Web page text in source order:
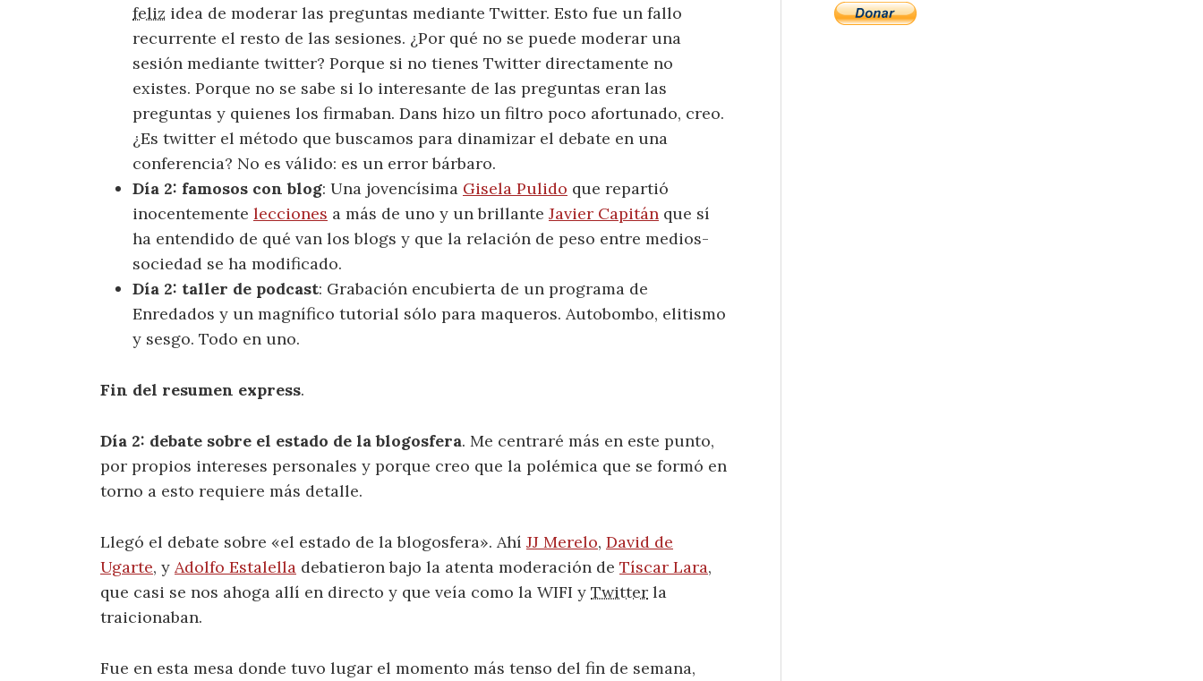
feliz idea de moderar las preguntas mediante Twitter. Esto fue un fallo
recurrente el resto de las sesiones. ¿Por qué no se puede moderar una
sesión mediante twitter? Porque si no tienes Twitter directamente no
existes. Porque no se sabe si lo interesante de las preguntas eran las
preguntas y quienes los firmaban. Dans hizo un filtro poco afortunado, creo.
¿Es twitter el método que buscamos para dinamizar el debate en una
conferencia? No es válido: es un error bárbaro.
Día 2: famosos con blog: Una jovencísima Gisela Pulido que repartió
inocentemente lecciones a más de uno y un brillante Javier Capitán que sí
ha entendido de qué van los blogs y que la relación de peso entre medios-
sociedad se ha modificado.
Día 2: taller de podcast: Grabación encubierta de un programa de
Enredados y un magnífico tutorial sólo para maqueros. Autobombo, elitismo
y sesgo. Todo en uno.
Fin del resumen express.
Día 2: debate sobre el estado de la blogosfera. Me centraré más en este punto,
por propios intereses personales y porque creo que la polémica que se formó en
torno a esto requiere más detalle.
Llegó el debate sobre «el estado de la blogosfera». Ahí JJ Merelo, David de
Ugarte, y Adolfo Estalella debatieron bajo la atenta moderación de Tíscar Lara,
que casi se nos ahoga allí en directo y que veía como la WIFI y Twitter la
traicionaban.
Fue en esta mesa donde tuvo lugar el momento más tenso del fin de semana,